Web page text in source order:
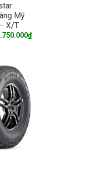
Mỹ
X/T
₫Current
price